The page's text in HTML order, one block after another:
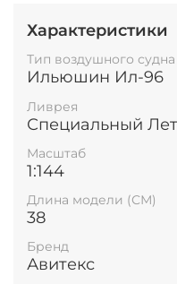
Характеристики
Тип воздушного судна
Ильюшин Ил-96
Ливрея
Специальный
Масштаб
1:144
Длина модели (СМ)
38
Бренд
Авитекс